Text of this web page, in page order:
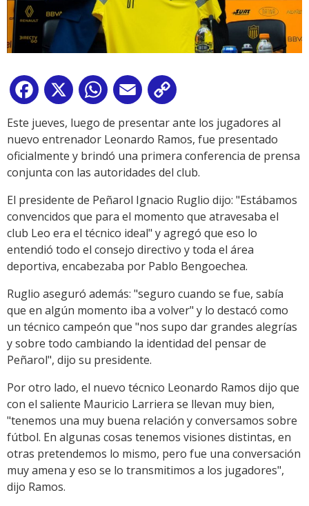
Facebook
X WhatsApp
Email
Link
Este jueves, luego de presentar ante los jugadores al
nuevo entrenador Leonardo Ramos, fue presentado
oficialmente y brindó una primera conferencia de prensa
conjunta con las autoridades del club.
El presidente de Peñarol Ignacio Ruglio dijo: "Estábamos
convencidos que para el momento que atravesaba el
club Leo era el técnico ideal" y agregó que eso lo
entendió todo el consejo directivo y toda el área
deportiva, encabezaba por Pablo Bengoechea.
Ruglio aseguró además: "seguro cuando se fue, sabía
que en algún momento iba a volver" y lo destacó como
un técnico campeón que "nos supo dar grandes alegrías
y sobre todo cambiando la identidad del pensar de
Peñarol", dijo su presidente.
Por otro lado, el nuevo técnico Leonardo Ramos dijo que
con el saliente Mauricio Larriera se llevan muy bien,
"tenemos una muy buena relación y conversamos sobre
fútbol. En algunas cosas tenemos visiones distintas, en
otras pretendemos lo mismo, pero fue una conversación
muy amena y eso se lo transmitimos a los jugadores",
dijo Ramos.